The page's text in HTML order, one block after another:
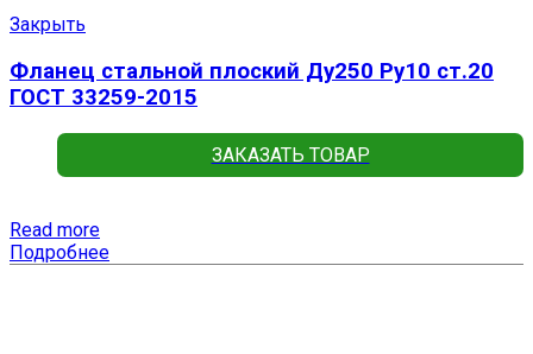
Закрыть
Фланец стальной плоский Ду250 Ру10 ст.20
ГОСТ 33259-2015
ЗАКАЗАТЬ ТОВАР
Read more
Подробнее